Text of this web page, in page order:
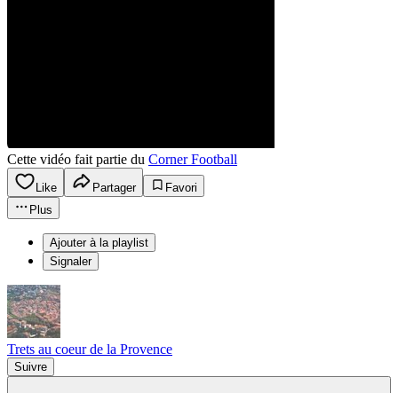
Cette vidéo fait partie du Corner Football
Like Partager
Favori
Plus
Ajouter à la playlist
Signaler
Trets au coeur de la Provence
Suivre